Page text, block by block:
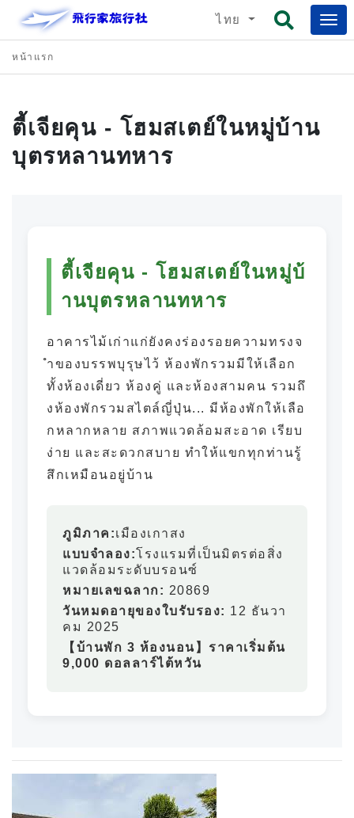
ไทย
หน้าแรก
ตี้เจียคุน - โฮมสเตย์ในหมู่บ้าน
บุตรหลานทหาร
ตี้เจียคุน - โฮมสเตย์ในหมู่บ้
านบุตรหลานทหาร
อาคารไม้เก่าแก่ยังคงร่องรอยความทรงจ
ำของบรรพบุรุษไว้ ห้องพักรวมมีให้เลือก
ทั้งห้องเดี่ยว ห้องคู่ และห้องสามคน รวมถึ
งห้องพักรวมสไตล์ญี่ปุ่น... มีห้องพักให้เลือ
กหลากหลาย สภาพแวดล้อมสะอาด เรียบ
ง่าย และสะดวกสบาย ทำให้แขกทุกท่านรู้
สึกเหมือนอยู่บ้าน
ภูมิภาค:เมืองเกาสง
แบบจำลอง:โรงแรมที่เป็นมิตรต่อสิ่ง
แวดล้อมระดับบรอนซ์
หมายเลขฉลาก: 20869
วันหมดอายุของใบรับรอง: 12 ธันวา
คม 2025
【บ้านพัก 3 ห้องนอน】ราคาเริ่มต้น
9,000 ดอลลาร์ไต้หวัน